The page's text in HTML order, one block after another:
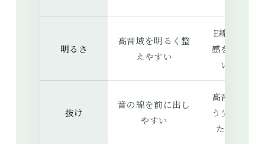
明るさ
高音域を明るく整
えやすい
E線の存在
感を出した
いとき
抜け
音の線を前に出し
やすい
高音側をも
う少し通し
たいとき